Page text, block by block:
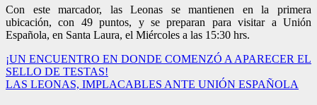
Con este marcador, las Leonas se mantienen en la primera
ubicación, con 49 puntos, y se preparan para visitar a Unión
Española, en Santa Laura, el Miércoles a las 15:30 hrs.
Navegación
de
¡UN ENCUENTRO EN DONDE COMENZÓ A APARECER EL
SELLO DE TESTAS!
LAS LEONAS, IMPLACABLES ANTE UNIÓN ESPAÑOLA